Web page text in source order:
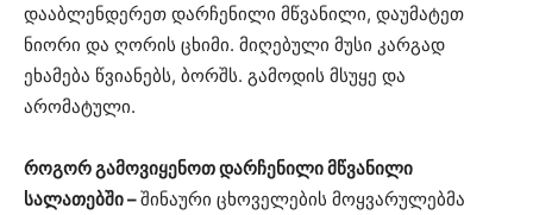
დააბლენდერეთ დარჩენილი მწვანილი, დაუმატეთ
ნიორი და ღორის ცხიმი. მიღებული მუსი კარგად
ეხამება წვიანებს, ბორშს. გამოდის მსუყე და
არომატული.
როგორ გამოვიყენოთ დარჩენილი მწვანილი
სალათებში –შინაური ცხოველების მოყვარულებმა